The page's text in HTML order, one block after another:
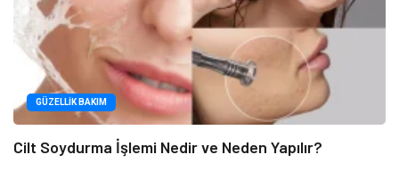
GÜZELLIK BAKIM
Cilt Soydurma İşlemi Nedir ve Neden Yapılır?